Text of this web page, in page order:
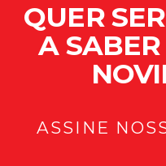
QUER
A
ASSINE